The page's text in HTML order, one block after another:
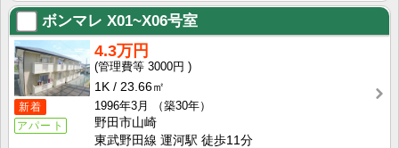
ボンマレ X01~X06号室
新着
アパート
4.3万円
3000円
1K
23.66㎡
1996年3月
（築30年）
野田市山崎
東武野田線 運河駅 徒歩11分